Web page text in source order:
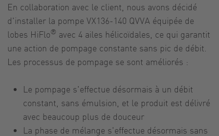
En collaboration avec le client, nous avons décidé
d'installer la pompe VX136-140 QVVA équipée de
lobes HiFlo® avec 4 ailes hélicoïdales, ce qui garantit
une action de pompage constante sans pic de débit.
Les processus de pompage se sont améliorés :
Le pompage s'effectue désormais à un débit
constant, sans émulsion, et le produit est délivré
avec beaucoup plus de douceur
La phase de mélange s'effectue désormais sans